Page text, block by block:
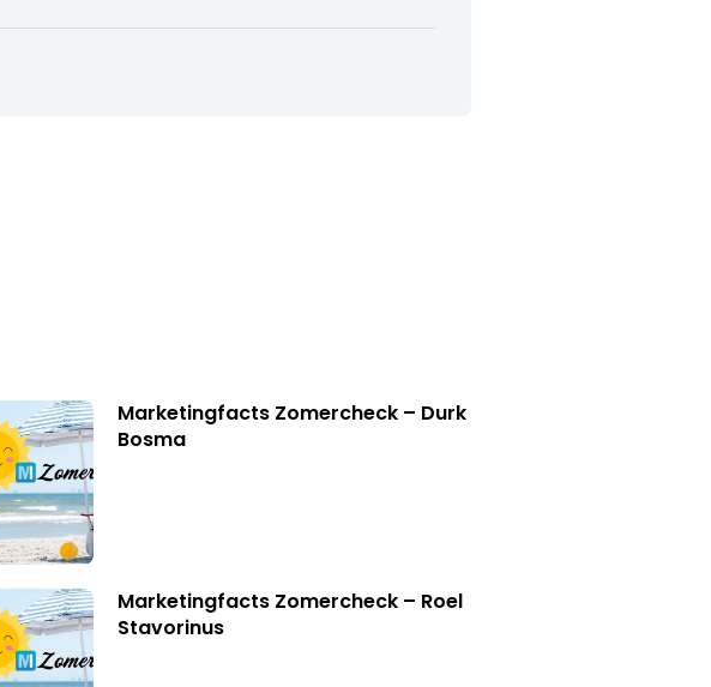
Marketingfacts Zomercheck – Durk
Bosma
Marketingfacts Zomercheck – Roel
Stavorinus